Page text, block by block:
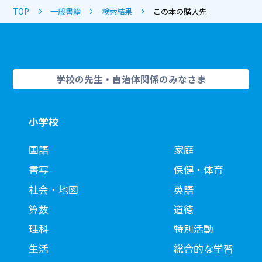
TOP 一般書籍 検索結果 この本の購入先
学校の先生・自治体関係のみなさま
小学校
国語
書写
社会・地図
算数
理科
生活
家庭
保健・体育
英語
道徳
特別活動
総合的な学習